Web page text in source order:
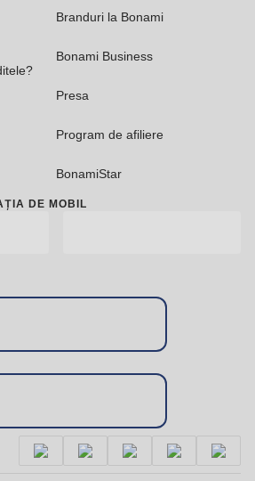
Branduri la Bonami
Bonami Business
Presa
Program de afiliere
BonamiStar
DE MOBIL